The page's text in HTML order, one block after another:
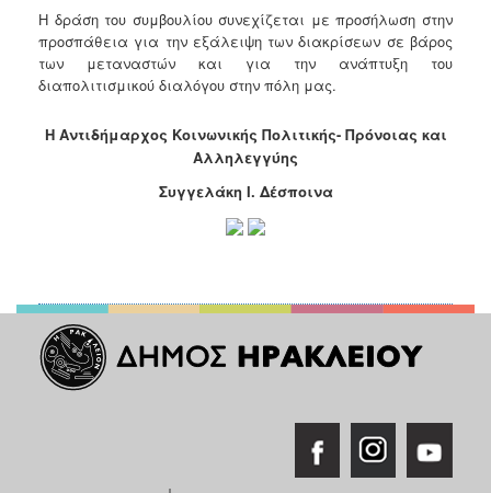
Παντοπωλείο
Ισότητα
των
Φύλων
ΤΟΠΟΣ
ΜΑΣ
ΔΗΜΟΣ
Η δράση του συμβουλίου συνεχίζεται με προσήλωση στην
προσπάθεια για την εξάλειψη των διακρίσεων σε βάρος
των μεταναστών και για την ανάπτυξη του
διαπολιτισμικού διαλόγου στην πόλη μας.
Η Αντιδήμαρχος Κοινωνικής Πολιτικής- Πρόνοιας και
Αλληλεγγύης
Συγγελάκη Ι. Δέσποινα